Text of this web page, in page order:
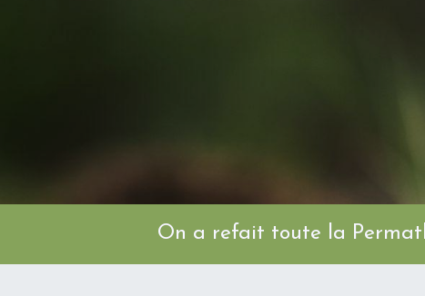
On a refait toute la